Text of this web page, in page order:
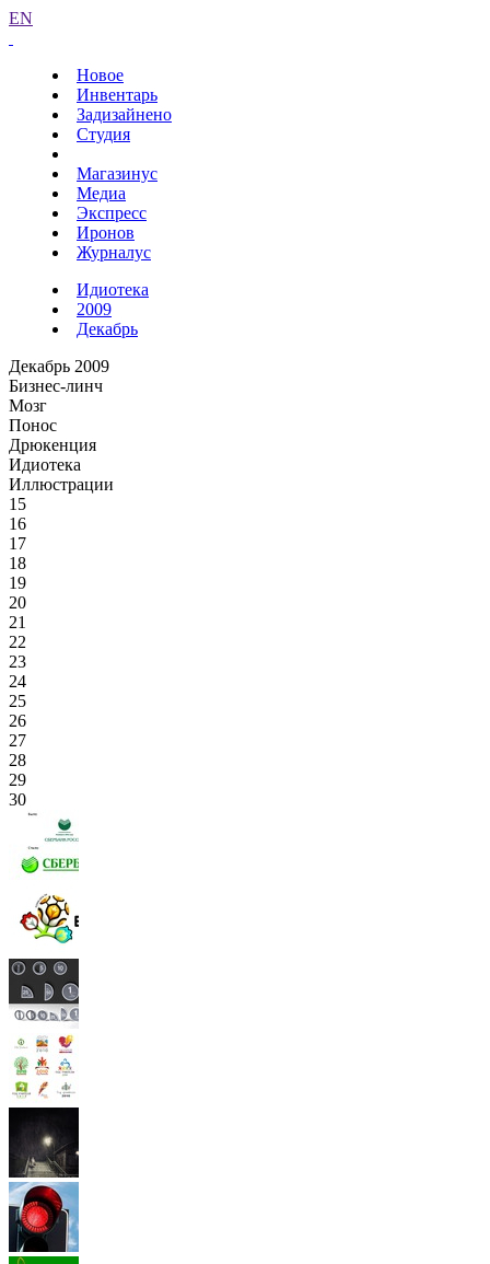
EN
Новое
Инвентарь
Задизайнено
Студия
Магазинус
Медиа
Экспресс
Иронов
Журналус
Идиотека
2009
Декабрь
Декабрь 2009
Бизнес-линч
Мозг
Понос
Дрюкенция
Идиотека
Иллюстрации
15
16
17
18
19
20
21
22
23
24
25
26
27
28
29
30